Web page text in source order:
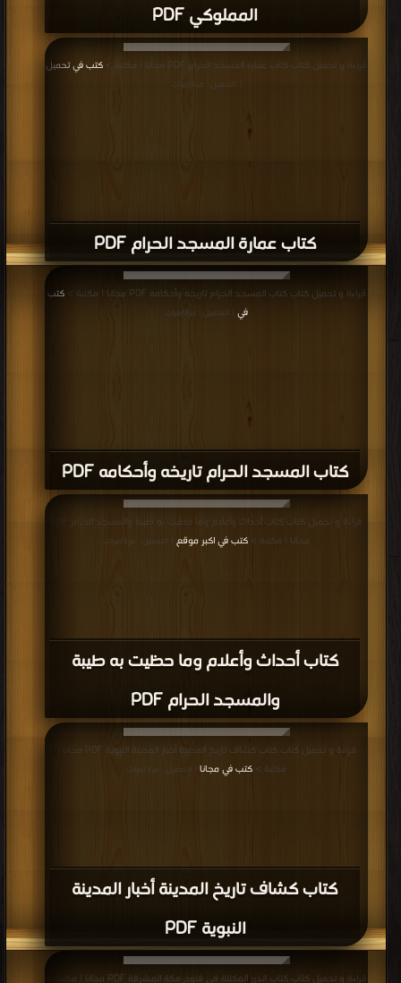
المملوكي PDF
كتاب عمارة المسجد الحرام PDF
قراءة و تحميل كتاب كتاب عمارة المسجد الحرام PDF مجانا | مكتبة > كتب في تحميل
| التحميل : مرة/مرات
كتاب المسجد الحرام تاريخه وأحكامه PDF
قراءة و تحميل كتاب كتاب المسجد الحرام تاريخه وأحكامه PDF مجانا | مكتبة >
كتب
في
| التحميل : مرة/مرات
كتاب أحداث وأعلام وما حظيت به طيبة
والمسجد الحرام PDF
مجانا | مكتبة >كتب في اكبر موقع | التحميل : مرة/مرات
كتاب كشاف تاريخ المدينة أخبار المدينة
النبوية PDF
قراءة و تحميل كتاب كتاب كشاف تاريخ المدينة أخبار المدينة النبوية PDF مجانا |
مكتبة >كتب في مجانا | التحميل : مرة/مرات
قراءة و تحميل كتاب كتاب الدرر المكللة فى فتوح مكة المشرفة PDF مجانا | مكتبة >